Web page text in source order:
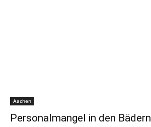
Aachen
Personalmangel in den Bädern